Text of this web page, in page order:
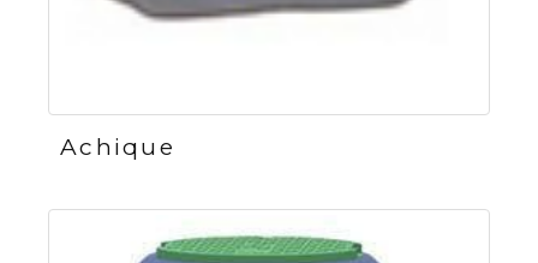
Achique